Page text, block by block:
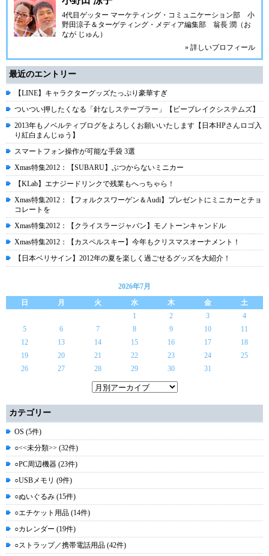
4代目ゲッター マーケティング・コミュニケーション部 小
野田涼子＆ターゲティング・メディア編集部 翁長 潤（お
なが じゅん）
» 詳しいプロフィール
最近のエントリー
【LINE】キャラクターグッズたっぷり豪華すぎ
ついつい押したくなる「針なしステープラー」【ビーブレイクシステムズ】
2013年もノベルティブログをよろしくお願いいたします【日本HPさんロゴ入
り紅白まんじゅう】
スマートフォン操作が可能な手袋 3選
Xmas特集2012：【SUBARU】ぶつからないミニカー
【KLab】エナジードリンクで残業もへっちゃら！
Xmas特集2012：【フォルクスワーゲン＆Audi】プレゼントにミニカーとチョ
コレートを
Xmas特集2012：【クライスラージャパン】モノトーンキャンドル
Xmas特集2012：【カスペルスキー】今年もクリスマスオーナメント！
【日本ベリサイン】2012年の夏を楽しく過ごせるグッズを大紹介！
2026年7月
日
月 火 水 木 金
土
1
2 3
4
5
6 7 8 9 10
11
12
13 14 15 16 17
18
19
20 21 22 23 24
25
26
27 28 29 30 31
カテゴリー
OS (5件)
○<<未分類>> (32件)
○PC周辺機器 (23件)
○USBメモリ (9件)
○ぬいぐるみ (15件)
○エチケット用品 (14件)
○カレンダー (19件)
○ストラップ／携帯電話用品 (42件)